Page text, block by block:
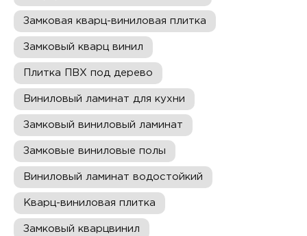
Замковая кварц-виниловая плитка
Замковый кварц винил
Плитка ПВХ под дерево
Виниловый ламинат для кухни
Замковый виниловый ламинат
Замковые виниловые полы
Виниловый ламинат водостойкий
Кварц-виниловая плитка
Замковый кварцвинил